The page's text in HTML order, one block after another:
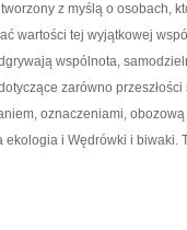
z myślą o osobach,
wartości tej wyjątkowej
wspólnota,
zarówno
oznaczeniami,
ekologia i Wędrówki i biwaki.